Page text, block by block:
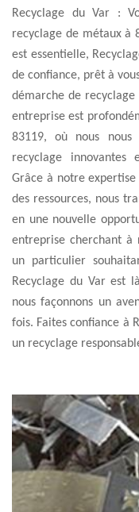
Recyclage du Var :
recyclage de métaux à
est essentielle,
de confiance, prêt à
démarche de
entreprise est
83119, où nous
recyclage innovantes
Grâce à notre
des ressources, nous
en une nouvelle
entreprise cherchant à
un particulier
Recyclage du Var est
nous façonnons un
fois. Faites confiance à
un recyclage